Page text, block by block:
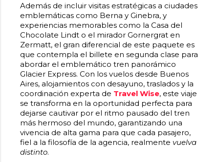
Además de incluir visitas estratégicas a ciudades
emblemáticas como Berna y Ginebra, y
experiencias memorables como la Casa del
Chocolate Lindt o el mirador Gornergrat en
Zermatt, el gran diferencial de este paquete es
que contempla el billete en segunda clase para
abordar el emblemático tren panorámico
Glacier Express. Con los vuelos desde Buenos
Aires, alojamientos con desayuno, traslados y la
coordinación experta de Travel Wise, este viaje
se transforma en la oportunidad perfecta para
dejarse cautivar por el ritmo pausado del tren
más hermoso del mundo, garantizando una
vivencia de alta gama para que cada pasajero,
fiel a la filosofía de la agencia, realmente vuelva
distinto.